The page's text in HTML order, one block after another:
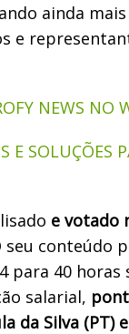
ainda
e
NEWS NO
E SOLUÇÕES
e votado
seu conteúdo
para 40 horas
salarial,
da Silva (PT)